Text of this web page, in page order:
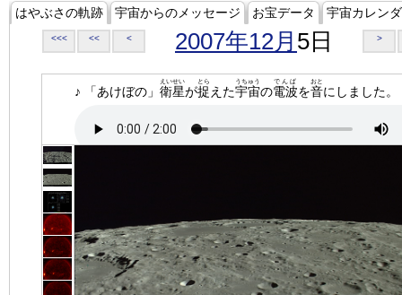
はやぶさの軌跡 宇宙からのメッセージ お宝データ 宇宙カレン
<<< << < 2007年12月 5日 >
♪ 「あけぼの」 衛星
えいせい
が捉
とら
えた宇宙
うちゅう
の電波
でんぱ
を音
おと
にしました。